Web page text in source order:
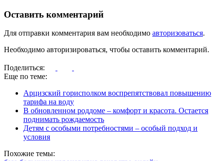
Оставить комментарий
Для отправки комментария вам необходимо авторизоваться.
Необходимо авторизироваться, чтобы оставить комментарий.
Поделиться:
Еще по теме:
Арцизский горисполком воспрепятствовал повышению
тарифа на воду
В обновленном роддоме – комфорт и красота. Остается
поднимать рождаемость
Детям с особыми потребностями – особый подход и
условия
Похожие темы: